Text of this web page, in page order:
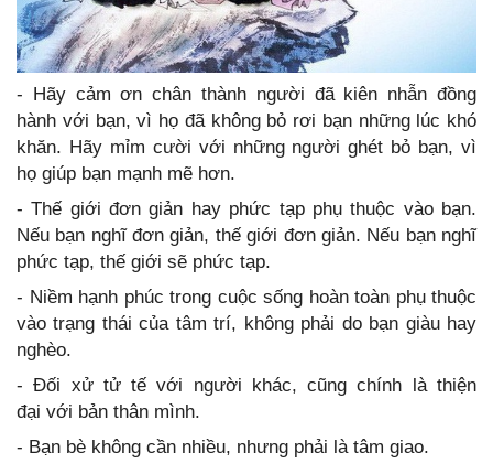
- Hãy cảm ơn chân thành người đã kiên nhẫn đồng
hành với bạn, vì họ đã không bỏ rơi bạn những lúc khó
khăn. Hãy mỉm cười với những người ghét bỏ bạn, vì
họ giúp bạn mạnh mẽ hơn.
- Thế giới đơn giản hay phức tạp phụ thuộc vào bạn.
Nếu bạn nghĩ đơn giản, thế giới đơn giản. Nếu bạn nghĩ
phức tạp, thế giới sẽ phức tạp.
- Niềm hạnh phúc trong cuộc sống hoàn toàn phụ thuộc
vào trạng thái của tâm trí, không phải do bạn giàu hay
nghèo.
- Đối xử tử tế với người khác, cũng chính là thiện
đại với bản thân mình.
- Bạn bè không cần nhiều, nhưng phải là tâm giao.